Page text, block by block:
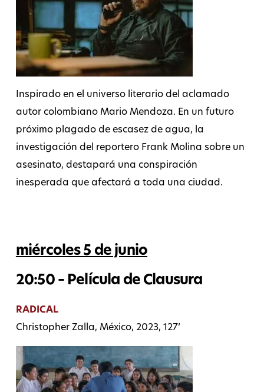
Inspirado en el universo literario del aclamado
autor colombiano Mario Mendoza. En un futuro
próximo plagado de escasez de agua, la
investigación del reportero Frank Molina sobre un
asesinato, destapará una conspiración
inesperada que afectará a toda una ciudad.
miércoles 5 de junio
20:50 – Película de Clausura
RADICAL
Christopher Zalla, México, 2023, 127’